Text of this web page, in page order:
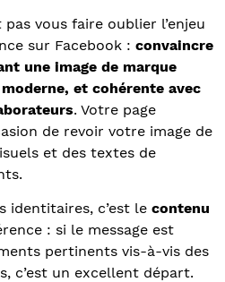
vous faire oublier l’enjeu
sur Facebook : convaincre
une image de marque
et cohérente avec
. Votre page
de revoir votre image de
et des textes de
identitaires, c’est le contenu
: si le message est
pertinents vis-à-vis des
c’est un excellent départ.